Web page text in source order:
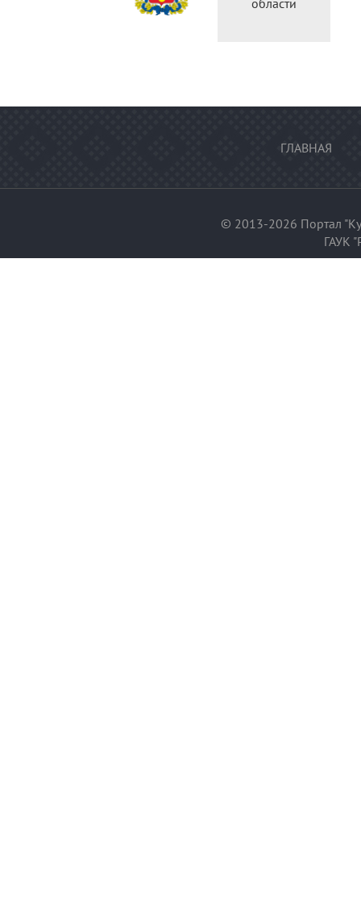
ГЛАВНАЯ
© 2013-2026 Портал
ГАУК